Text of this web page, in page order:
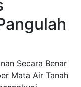
Secara Benar
Mata Air Tanah